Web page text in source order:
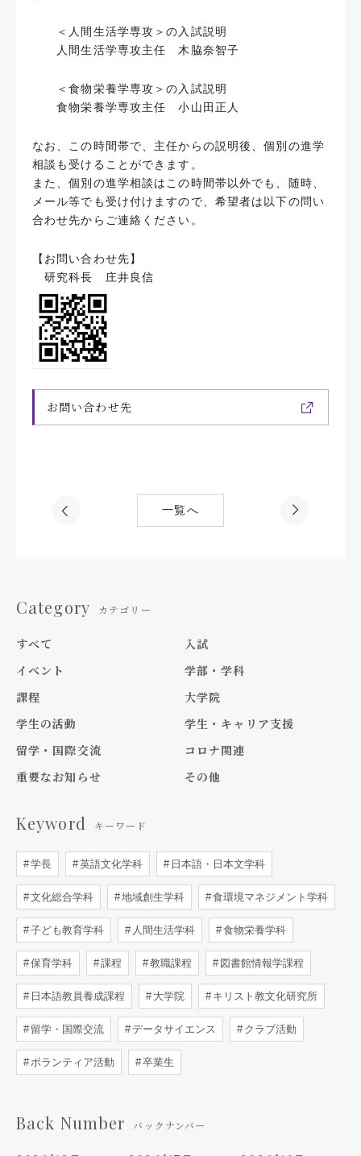
＜人間生活学専攻＞の入試説明
人間生活学専攻主任 木脇奈智子
＜食物栄養学専攻＞の入試説明
食物栄養学専攻主任 小山田正人
なお、この時間帯で、主任からの説明後、個別の進学
相談も受けることができます。
また、個別の進学相談はこの時間帯以外でも、随時、
メール等でも受け付けますので、希望者は以下の問い
合わせ先からご連絡ください。
【お問い合わせ先】
研究科長 庄井良信
お問い合わせ先
一覧へ
Category カテゴリー
すべて
入試
イベント
学部・学科
課程
大学院
学生の活動
学生・キャリア支援
留学・国際交流
コロナ関連
重要なお知らせ
その他
Keyword キーワード
学長 英語文化学科 日本語・日本文学科
文化総合学科 地域創生学科 食環境マネジメント学科
子ども教育学科 人間生活学科 食物栄養学科
保育学科 課程 教職課程 図書館情報学課程
日本語教員養成課程 大学院 キリスト教文化研究所
留学・国際交流 データサイエンス クラブ活動
ボランティア活動 卒業生
Back Number バックナンバー